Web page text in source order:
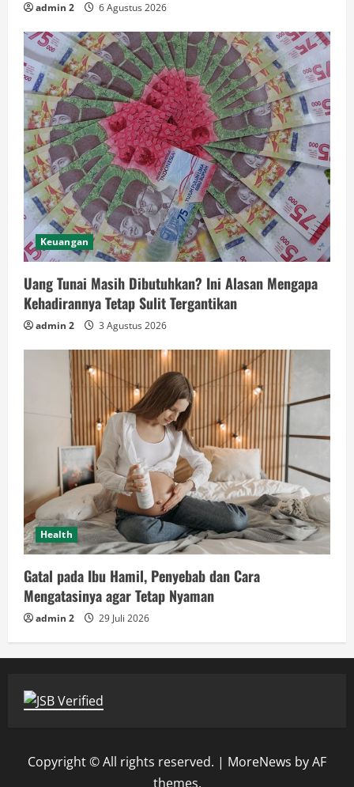
admin 2 6 Agustus 2026
Keuangan
Uang Tunai Masih Dibutuhkan? Ini Alasan Mengapa
Kehadirannya Tetap Sulit Tergantikan
admin 2 3 Agustus 2026
Health
Gatal pada Ibu Hamil, Penyebab dan Cara
Mengatasinya agar Tetap Nyaman
admin 2 29 Juli 2026
Copyright © All rights reserved. | MoreNews by AF
themes.